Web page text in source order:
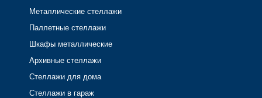
Металлические стеллажи
Паллетные стеллажи
Шкафы металлические
Архивные стеллажи
Стеллажи для дома
Стеллажи в гараж